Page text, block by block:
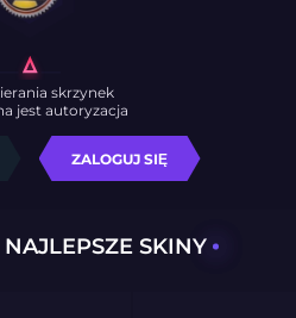
ZALOGUJ SIĘ
skrzynek
jest autoryzacja
SKINY